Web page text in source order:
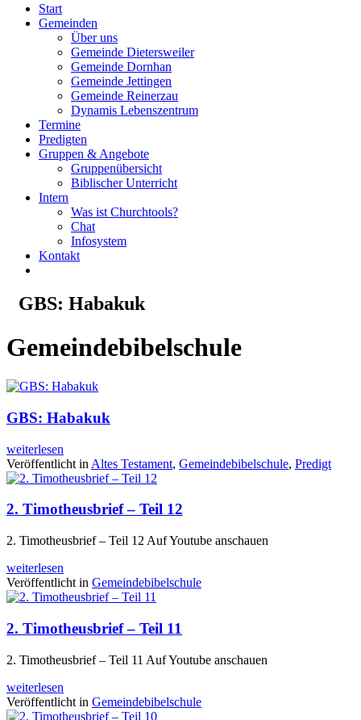
Start
Gemeinden
Über uns
Gemeinde Dietersweiler
Gemeinde Dornhan
Gemeinde Jettingen
Gemeinde Reinerzau
Dynamis Lebenszentrum
Termine
Predigten
Gruppen & Angebote
Gruppenübersicht
Biblischer Unterricht
Intern
Was ist Churchtools?
Chat
Infosystem
Kontakt
GBS: Habakuk
Gemeindebibelschule
GBS: Habakuk
weiterlesen
Veröffentlicht in Altes Testament, Gemeindebibelschule, Predigt
2. Timotheusbrief – Teil 12
2. Timotheusbrief – Teil 12 Auf Youtube anschauen
weiterlesen
Veröffentlicht in Gemeindebibelschule
2. Timotheusbrief – Teil 11
2. Timotheusbrief – Teil 11 Auf Youtube anschauen
weiterlesen
Veröffentlicht in Gemeindebibelschule